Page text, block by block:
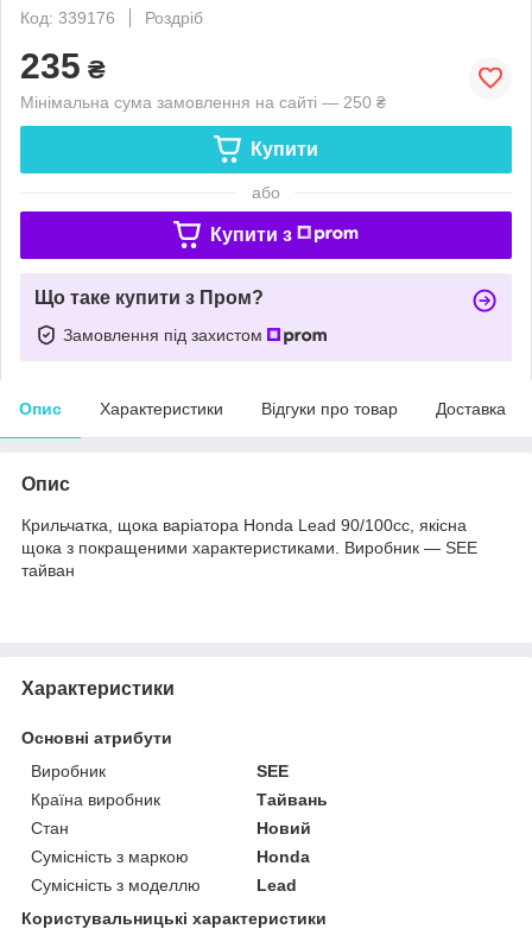
Код: 339176
Роздріб
235 ₴
Мінімальна сума замовлення на сайті — 250 ₴
Купити
або
Купити з
Що таке купити з Пром?
Замовлення під захистом
Опис Характеристики Відгуки про товар Доставка
Опис
Крильчатка, щока варіатора Honda Lead 90/100cc, якісна
щока з покращеними характеристиками. Виробник — SEE
тайван
Характеристики
Основні атрибути
Виробник
SEE
Країна виробник
Тайвань
Стан
Новий
Сумісність з маркою
Honda
Сумісність з моделлю
Lead
Користувальницькі характеристики